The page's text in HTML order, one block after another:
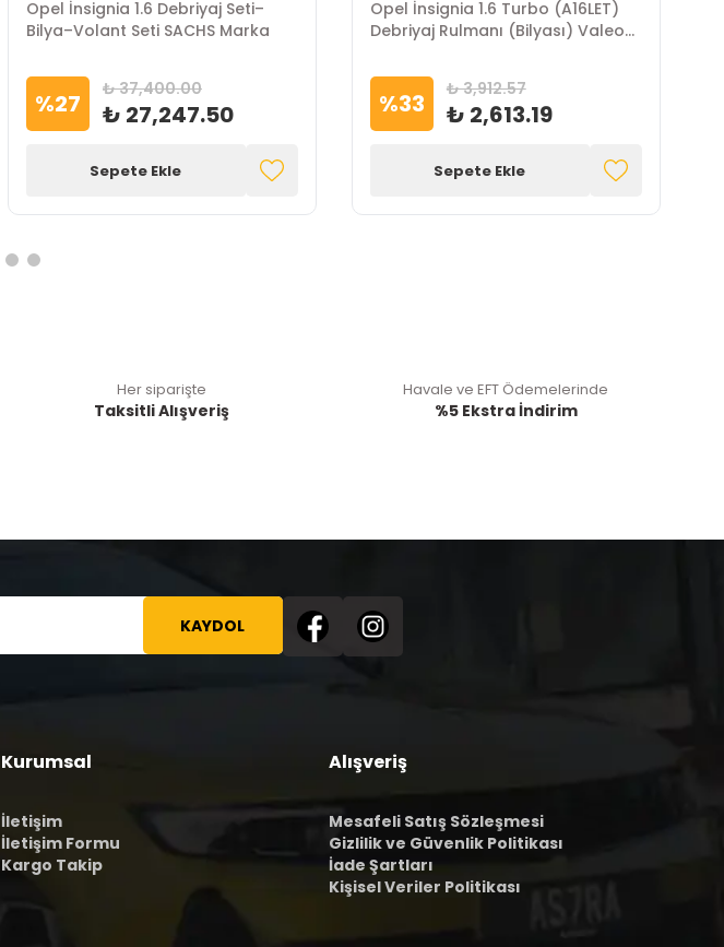
Opel İnsignia 1.6 Debriyaj Seti–
Bilya–Volant Seti SACHS Marka
%27 ₺ 37,400.00
₺ 27,247.50
Sepete Ekle
Opel İnsignia 1.6 Turbo (A16LET)
Debriyaj Rulmanı (Bilyası) Valeo
%33 ₺ 3,912.57
₺ 2,613.19
Sepete Ekle
Her siparişte
Taksitli Alışveriş
Havale ve EFT Ödemelerinde
%5 Ekstra İndirim
KAYDOL
Kurumsal
İletişim
İletişim Formu
Kargo Takip
Alışveriş
Mesafeli Satış Sözleşmesi
Gizlilik ve Güvenlik Politikası
İade Şartları
Kişisel Veriler Politikası